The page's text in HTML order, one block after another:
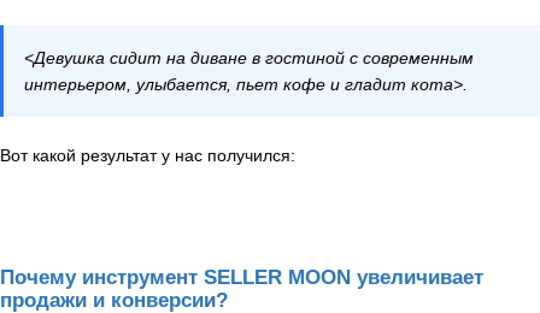
<Девушка сидит на диване в гостиной с современным
интерьером, улыбается, пьет кофе и гладит кота>.
Вот какой результат у нас получился:
Почему инструмент SELLER MOON увеличивает
продажи и конверсии?